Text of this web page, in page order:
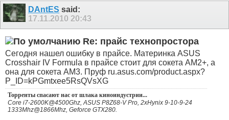
DAntES said:
17.11.2010 20:43
Re: прайс технопростора
Сегодня нашел ошибку в прайсе. Материнка ASUS
Crosshair IV Formula в прайсе стоит для сокета AM2+, а
она для сокета AM3. Пруф ru.asus.com/product.aspx?
P_ID=kPGmtxee5RsQVsXG
Торренты спасают нас от шлака киноиндустрии...
Core i7-2600K@4500Ghz, ASUS P8Z68-V Pro, 2xHynix 9-10-9-24
1333Mhz@1866Mhz, Geforce GTX280.